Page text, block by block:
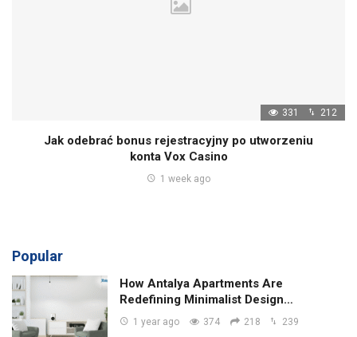
331 212
Jak odebrać bonus rejestracyjny po utworzeniu
konta Vox Casino
1 week ago
Popular
How Antalya Apartments Are
Redefining Minimalist Design…
1 year ago 374 218 239